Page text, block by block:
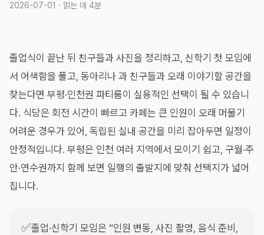
2026-07-01 · 읽는 데 4분
졸업식이 끝난 뒤 친구들과 사진을 정리하고, 신학기 첫 모임에
서 어색함을 풀고, 동아리나 과 친구들과 오래 이야기할 공간을
찾는다면 부평·인천권 파티룸이 실용적인 선택이 될 수 있습니
다. 식당은 회전 시간이 빠르고 카페는 큰 인원이 오래 머물기
어려운 경우가 있어, 독립된 실내 공간을 미리 잡아두면 일정이
안정적입니다. 부평은 인천 여러 지역에서 모이기 쉽고, 구월·주
안·연수권까지 함께 보면 일행의 출발지에 맞춰 선택지가 넓어
집니다.
✅졸업·신학기 모임은 “인원 변동, 사진 촬영, 음식 준비,